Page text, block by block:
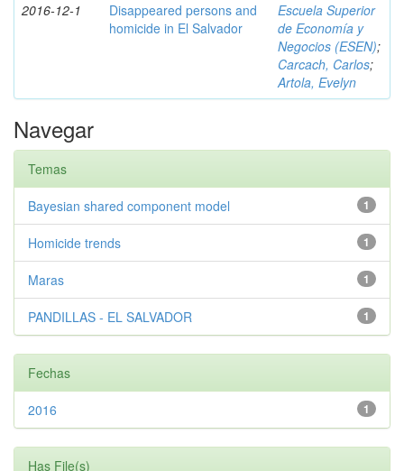
2016-12-1
Disappeared persons and
homicide in El Salvador
Escuela Superior
de Economía y
Negocios (ESEN);
Carcach, Carlos;
Artola, Evelyn
Navegar
Temas
1
Bayesian shared component model
1
Homicide trends
1
Maras
1
PANDILLAS - EL SALVADOR
Fechas
1
2016
Has File(s)